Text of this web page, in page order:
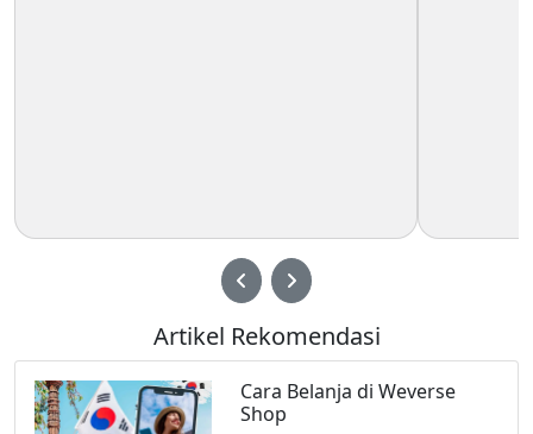
Artikel Rekomendasi
Cara Belanja di Weverse
Shop